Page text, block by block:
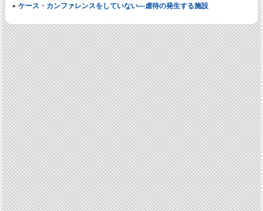
ケース・カンファレンスをしていない―虐待の発生する施設